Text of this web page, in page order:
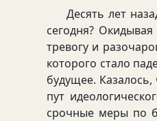
Десять лет
сегодня?
тревогу и
которого стало
будущее.
пут
срочные меры по